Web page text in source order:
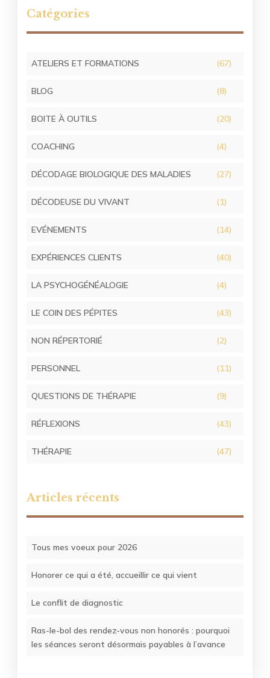
Catégories
ATELIERS ET FORMATIONS (67)
BLOG (8)
BOITE À OUTILS (20)
COACHING (4)
DÉCODAGE BIOLOGIQUE DES MALADIES (27)
DÉCODEUSE DU VIVANT (1)
EVÉNEMENTS (14)
EXPÉRIENCES CLIENTS (40)
LA PSYCHOGÉNÉALOGIE (4)
LE COIN DES PÉPITES (43)
NON RÉPERTORIÉ (2)
PERSONNEL (11)
QUESTIONS DE THÉRAPIE (9)
RÉFLEXIONS (43)
THÉRAPIE (47)
Articles récents
Tous mes voeux pour 2026
Honorer ce qui a été, accueillir ce qui vient
Le conflit de diagnostic
Ras-le-bol des rendez-vous non honorés : pourquoi
les séances seront désormais payables à l’avance